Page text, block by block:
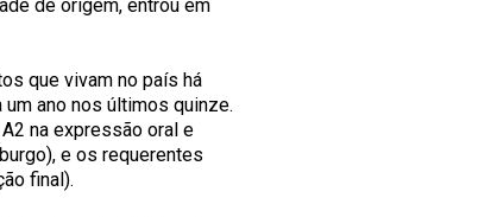
de origem, entrou em
que vivam no país há
ano nos últimos quinze.
na expressão oral e
e os requerentes
final).